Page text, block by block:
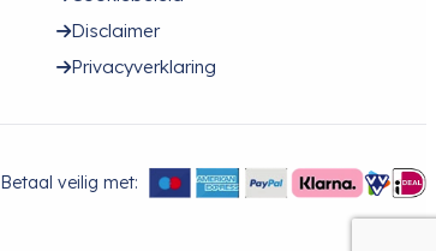
Disclaimer
Privacyverklaring
Betaal veilig met: